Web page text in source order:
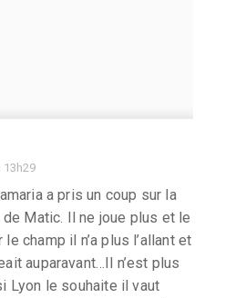
13h29
a pris un coup sur la
Matic. Il ne joue plus et le
champ il n’a plus l’allant et
auparavant…Il n’est plus
Lyon le souhaite il vaut